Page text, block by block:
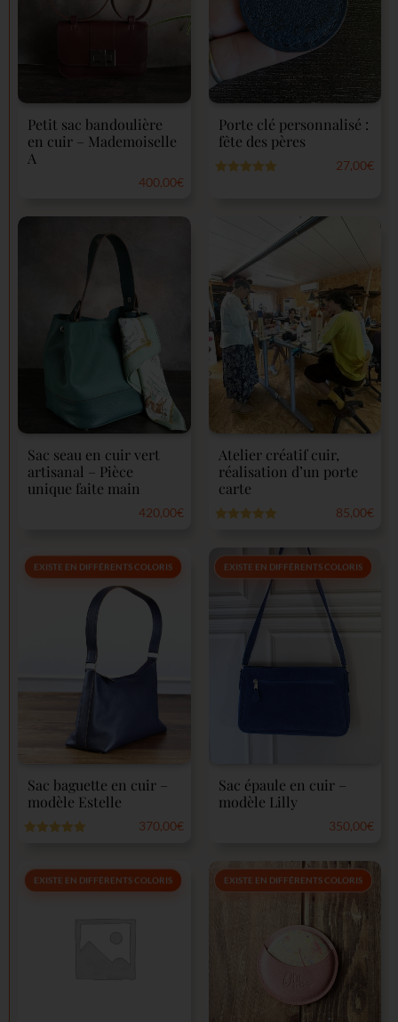
Petit sac bandoulière
en cuir – Mademoiselle
A
400,00€
Porte clé personnalisé :
fête des pères
27,00€
Sac seau en cuir vert
artisanal – Pièce
unique faite main
420,00€
sur
5
Atelier créatif cuir,
réalisation d’un porte
carte
85,00€
EXISTE EN DIFFÉRENTS COLORIS
Sac baguette en cuir –
modèle Estelle
370,00€
EXISTE EN DIFFÉRENTS COLORIS
Sac épaule en cuir –
modèle Lilly
350,00€
sur
5
EXISTE EN DIFFÉRENTS COLORIS EXISTE EN DIFFÉRENTS COLORIS